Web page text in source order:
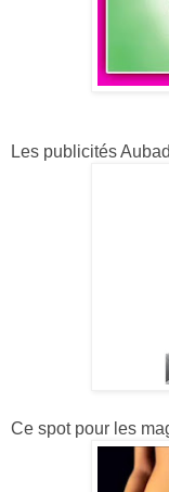
Les publicités
Ce spot pour les